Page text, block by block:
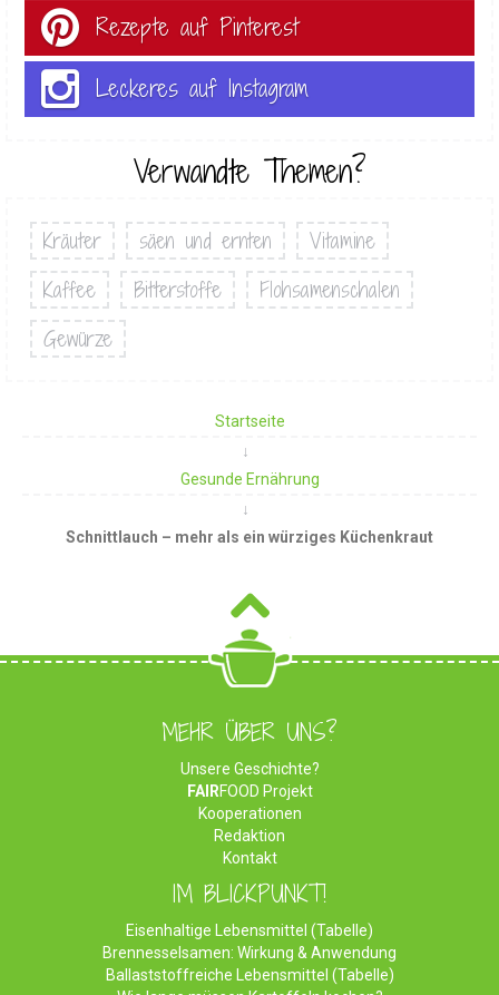
Rezepte auf Pinterest
Leckeres auf Instagram
Verwandte Themen?
Kräuter säen und ernten
Vitamine
Kaffee
Bitterstoffe
Flohsamenschalen
Gewürze
Startseite
Gesunde Ernährung
Schnittlauch – mehr als ein würziges Küchenkraut
MEHR ÜBER UNS?
Unsere Geschichte?
FAIRFOOD Projekt
Kooperationen
Redaktion
Kontakt
IM BLICKPUNKT!
Eisenhaltige Lebensmittel (Tabelle)
Brennesselsamen: Wirkung & Anwendung
Ballaststoffreiche Lebensmittel (Tabelle)